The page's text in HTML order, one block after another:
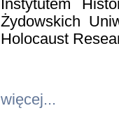
Instytutem
Żydowskich
Holocaust
więcej...